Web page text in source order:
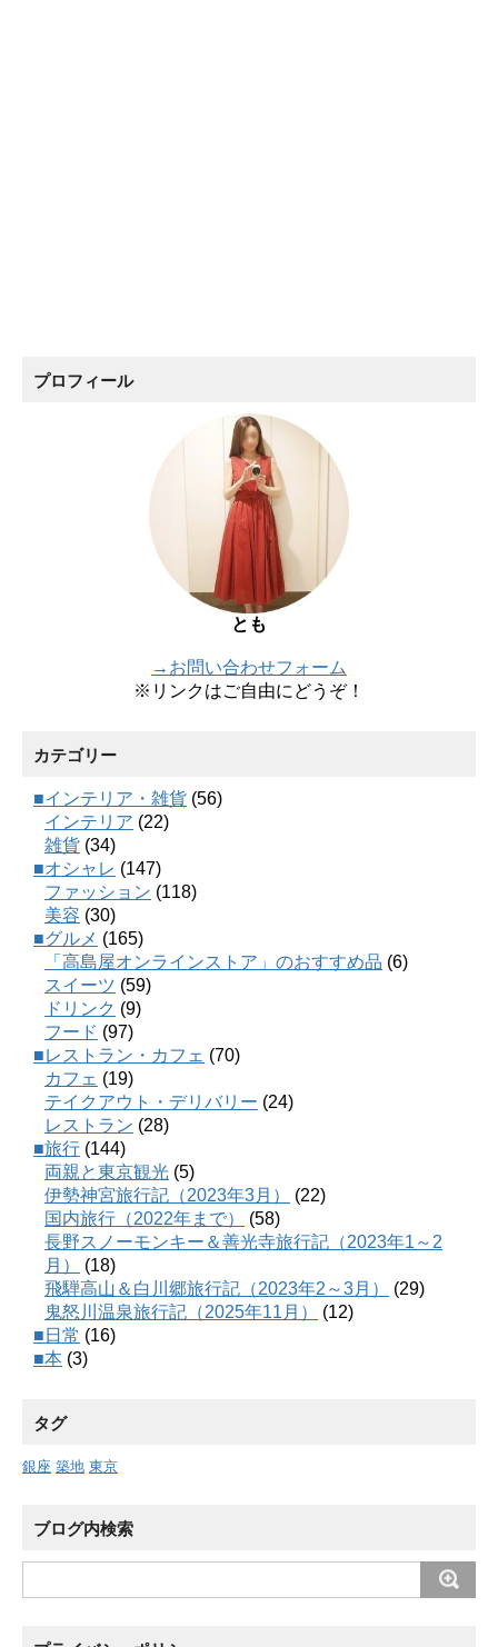
プロフィール
とも
→お問い合わせフォーム
※リンクはご自由にどうぞ！
カテゴリー
■インテリア・雑貨 (56)
インテリア (22)
雑貨 (34)
■オシャレ (147)
ファッション (118)
美容 (30)
■グルメ (165)
「高島屋オンラインストア」のおすすめ品 (6)
スイーツ (59)
ドリンク (9)
フード (97)
■レストラン・カフェ (70)
カフェ (19)
テイクアウト・デリバリー (24)
レストラン (28)
■旅行 (144)
両親と東京観光 (5)
伊勢神宮旅行記（2023年3月）
(22)
国内旅行（2022年まで）
(58)
長野スノーモンキー＆善光寺旅行記（2023年1～2
月）
(18)
飛騨高山＆白川郷旅行記（2023年2～3月）
(29)
鬼怒川温泉旅行記（2025年11月）
(12)
■日常 (16)
■本 (3)
タグ
銀座 築地 東京
ブログ内検索